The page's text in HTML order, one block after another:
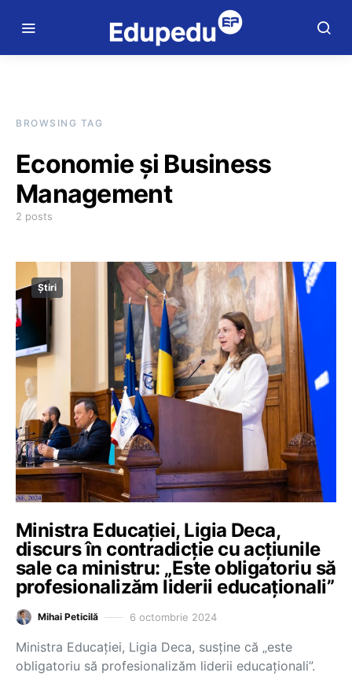
BROWSING TAG
Economie și Business
Management
2 posts
Știri
Ministra Educației, Ligia Deca,
discurs în contradicție cu acțiunile
sale ca ministru: „Este obligatoriu să
profesionalizăm liderii educaționali”
Mihai Peticilă 6 octombrie 2024
Ministra Educației, Ligia Deca, susține că „este
obligatoriu să profesionalizăm liderii educaționali”.